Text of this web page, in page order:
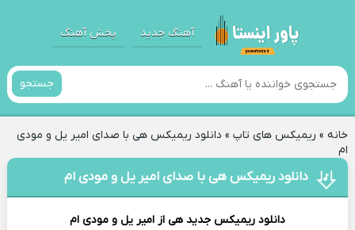
آهنگ جدید پخش آهنگ
جستجو
خانه» ریمیکس های تاپ» دانلود ریمیکس هی با صدای امیر یل و مودی
ام
دانلود ریمیکس هی با صدای امیر یل و مودی ام
دانلود ریمیکس جدید هی از امیر یل و مودی ام